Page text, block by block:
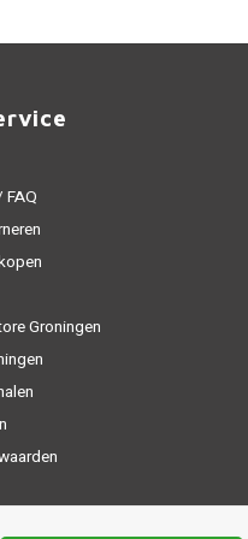
Groningen